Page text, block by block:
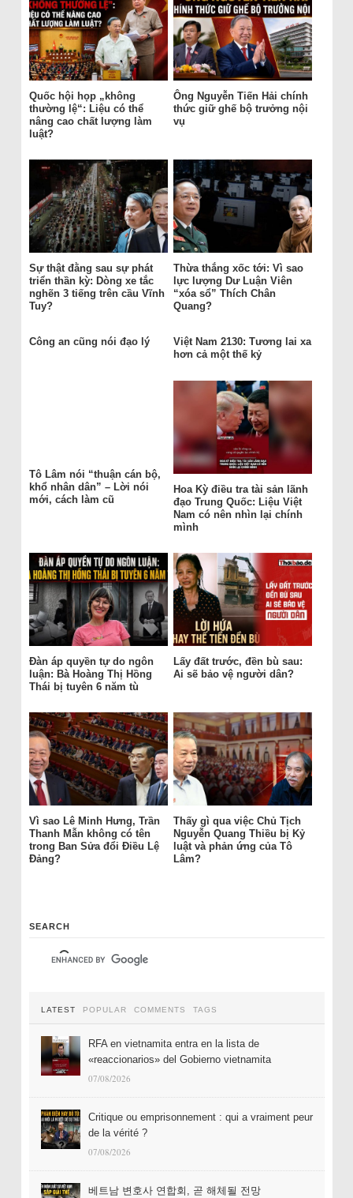
Quốc hội họp „không
thường lệ“: Liệu có thể
nâng cao chất lượng làm
luật?
Ông Nguyễn Tiến Hải chính
thức giữ ghế bộ trưởng nội
vụ
Sự thật đằng sau sự phát
triển thần kỳ: Dòng xe tắc
nghẽn 3 tiếng trên cầu Vĩnh
Tuy?
Thừa thắng xốc tới: Vì sao
lực lượng Dư Luận Viên
“xóa sổ” Thích Chân
Quang?
Công an cũng nói đạo lý
Việt Nam 2130: Tương lai xa
hơn cả một thế kỷ
Tô Lâm nói “thuận cán bộ,
khổ nhân dân” – Lời nói
mới, cách làm cũ
Hoa Kỳ điều tra tài sản lãnh
đạo Trung Quốc: Liệu Việt
Nam có nên nhìn lại chính
mình
Đàn áp quyền tự do ngôn
luận: Bà Hoàng Thị Hồng
Thái bị tuyên 6 năm tù
Lấy đất trước, đền bù sau:
Ai sẽ bảo vệ người dân?
Vì sao Lê Minh Hưng, Trần
Thanh Mẫn không có tên
trong Ban Sửa đổi Điều Lệ
Đảng?
Thấy gì qua việc Chủ Tịch
Nguyễn Quang Thiều bị Kỷ
luật và phản ứng của Tô
Lâm?
SEARCH
LATEST POPULAR COMMENTS TAGS
RFA en vietnamita entra en la lista de
«reaccionarios» del Gobierno vietnamita
07/08/2026
Critique ou emprisonnement : qui a vraiment peur
de la vérité ?
07/08/2026
베트남 변호사 연합회, 곧 해체될 전망